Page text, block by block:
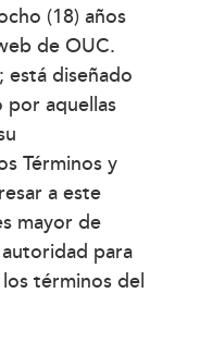
(18) años
de OUC.
está diseñado
por aquellas
Términos y
a este
mayor de
para
términos del